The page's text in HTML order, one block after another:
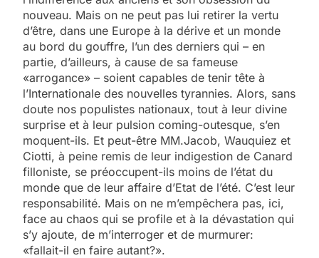
nouveau. Mais on ne peut pas lui retirer la vertu
d’être, dans une Europe à la dérive et un monde
au bord du gouffre, l’un des derniers qui – en
partie, d’ailleurs, à cause de sa fameuse
«arrogance» – soient capables de tenir tête à
l’Internationale des nouvelles tyrannies. Alors, sans
doute nos populistes nationaux, tout à leur divine
surprise et à leur pulsion coming-outesque, s’en
moquent-ils. Et peut-être MM.Jacob, Wauquiez et
Ciotti, à peine remis de leur indigestion de Canard
filloniste, se préoccupent-ils moins de l’état du
monde que de leur affaire d’Etat de l’été. C’est leur
responsabilité. Mais on ne m’empêchera pas, ici,
face au chaos qui se profile et à la dévastation qui
s’y ajoute, de m’interroger et de murmurer:
«fallait-il en faire autant?».